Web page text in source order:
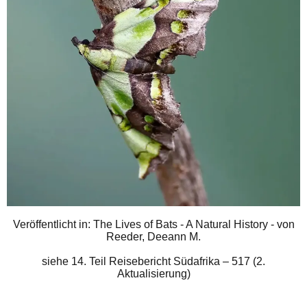
Veröffentlicht in: The Lives of Bats - A Natural History - von
Reeder, Deeann M.
siehe 14. Teil Reisebericht Südafrika – 517 (2.
Aktualisierung)